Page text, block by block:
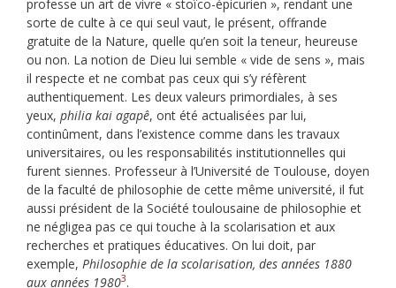
professe un art de vivre « stoïco-épicurien », rendant une
sorte de culte à ce qui seul vaut, le présent, offrande
gratuite de la Nature, quelle qu’en soit la teneur, heureuse
ou non. La notion de Dieu lui semble « vide de sens », mais
il respecte et ne combat pas ceux qui s’y réfèrent
authentiquement. Les deux valeurs primordiales, à ses
yeux, philia kai agapê, ont été actualisées par lui,
continûment, dans l’existence comme dans les travaux
universitaires, ou les responsabilités institutionnelles qui
furent siennes. Professeur à l’Université de Toulouse, doyen
de la faculté de philosophie de cette même université, il fut
aussi président de la Société toulousaine de philosophie et
ne négligea pas ce qui touche à la scolarisation et aux
recherches et pratiques éducatives. On lui doit, par
exemple, Philosophie de la scolarisation, des années 1880
aux années 19803.